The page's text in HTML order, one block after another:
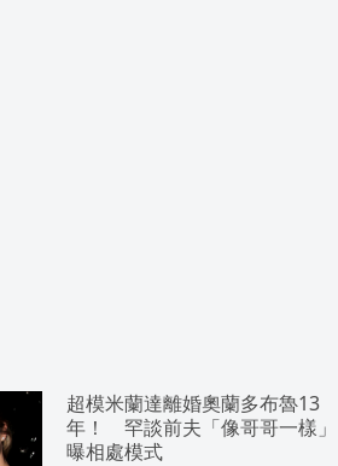
超模米蘭達離婚奧蘭多布魯13
年！ 罕談前夫「像哥哥一樣」
曝相處模式